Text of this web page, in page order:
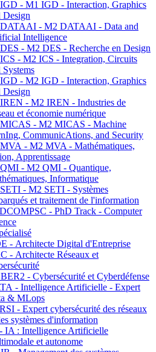
- M1 IGD - Interaction, Graphics
Design
- M2 DATAAI - Data and
Intelligence
- M2 DES - Recherche en Design
- M2 ICS - Integration, Circuits
Systems
- M2 IGD - Interaction, Graphics
Design
- M2 IREN - Industries de
et économie numérique
- M2 MICAS - Machine
CommunicAtions, and Security
- M2 MVA - Mathématiques,
Apprentissage
- M2 QMI - Quantique,
Informatique
- M2 SETI - Systèmes
et traitement de l'information
- PhD Track - Computer
- Architecte Digital d'Entreprise
- Architecte Réseaux et
- Cybersécurité et Cyberdéfense
- Intelligence Artificielle - Expert
& MLops
- Expert cybersécurité des réseaux
systèmes d'information
IA : Intelligence Artificielle
et autonome